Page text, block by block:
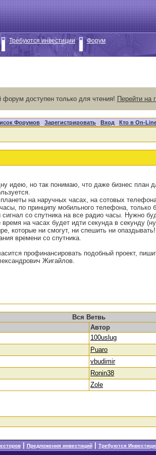
Требуются инвестиции Форум
форум доступен только для чтения! Перейти на
Форумов | Зарегистрировать | Вход | Кто в On-
идею, но так понимаю, что даже бизнес план
на наручных часах, на сотовых
по принципу мобильного телефона,
сигнал со спутника на все радио часы. Нужно
время на часах будет идти секунда в секунду
которые ни смогут, ни спешить ни опаздывать!
времени со спутника.
профинансировать подобный проект,
Жигайлов.
Вся Ветвь
Автор
100uslug
Puaro
vbudimir
Ronin38
Zole
| Предложения инвестиций|Требуются